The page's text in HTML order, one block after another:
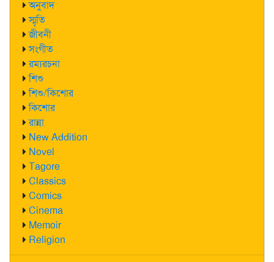
অনুবাদ
স্মৃতি
জীবনী
সংগীত
রম্যরচনা
শিশু
শিশু/কিশোর
কিশোর
রান্না
New Addition
Novel
Tagore
Classics
Comics
Cinema
Memoir
Religion